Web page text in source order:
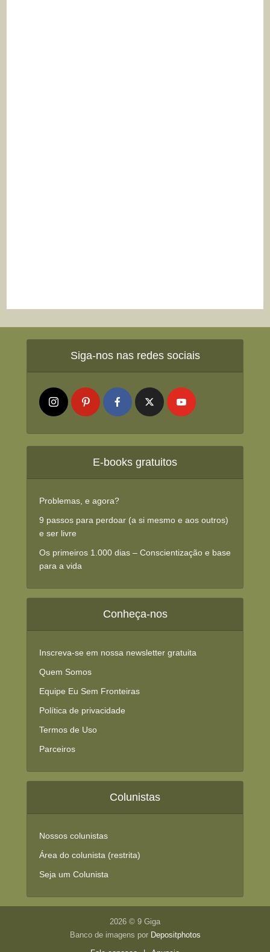
Siga-nos nas redes sociais
E-books gratuitos
Problemas, e agora?
9 passos para perdoar (a si mesmo e aos outros)
e ser livre
Os primeiros 1.000 dias – Conscientização e base
para a vida
Conheça-nos
Inscreva-se em nossa newsletter gratuita
Quem Somos
Equipe Eu Sem Fronteiras
Política de privacidade
Termos de Uso
Parceiros
Colunistas
Nossos colunistas
Área do colunista (restrita)
Seja um Colunista
2026 © 9 Giga
Banco de imagens por Depositphotos